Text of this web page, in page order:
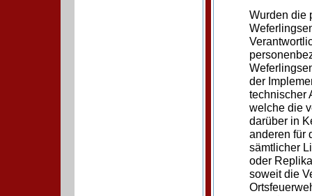
Wurden die
der
technischer
welche die
darüber in
anderen für
sämtlicher
oder
soweit die